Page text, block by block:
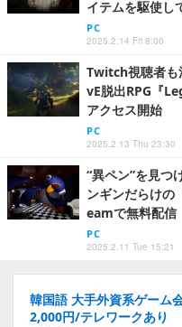
イテムを駆使し
PC
2025.2.14 Fri 8:00
Twitch視聴者も
vE脱出RPG『
アクセス開始
PC
2025.2.13 Thu 23:30
“異ペン”を見つ
ンギンだらけの
eamで無料配信
PC
2025.2.11 Tue 15:21
韓国語 大手外資系ゲーム
2,000円/テレワークあり